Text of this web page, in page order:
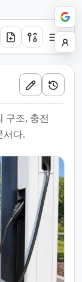
구조, 충전
서다.